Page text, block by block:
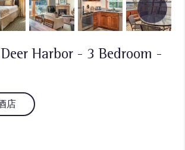
Harbor - 3 Bedroom -
店